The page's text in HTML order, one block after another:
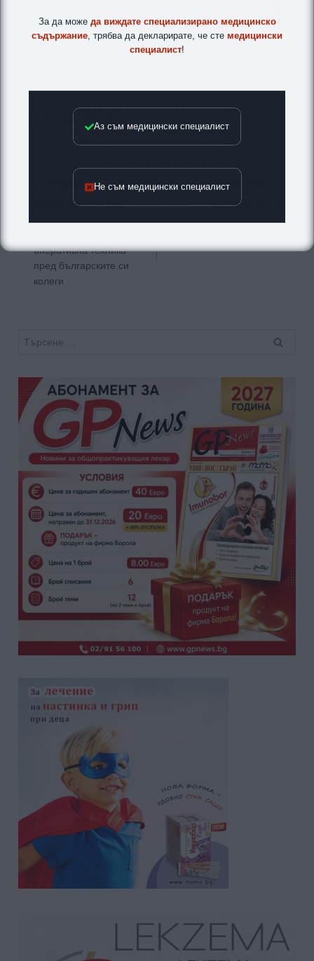
Навигация
ПРЕДИШНА
Водещ европейски
оперативна техника
пред българските си
колеги
СЛЕДВАЩА
3155 нови легла за
Търсене
За да може да виждате специализирано медицинско
съдържание , трябва да декларирате, че сте медицински
специалист!
Аз съм медицински специалист
Не съм медицински специалист